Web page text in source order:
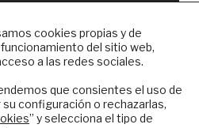
como traductores de
Lo mismo puede
escrita por judíos en
los siglos XIX y XX,
cookies propias y de
del sitio web,
a las redes sociales.
que consientes el uso de
configuración o rechazarlas,
” y selecciona el tipo de
boletín electrónico y
el mejor análisis